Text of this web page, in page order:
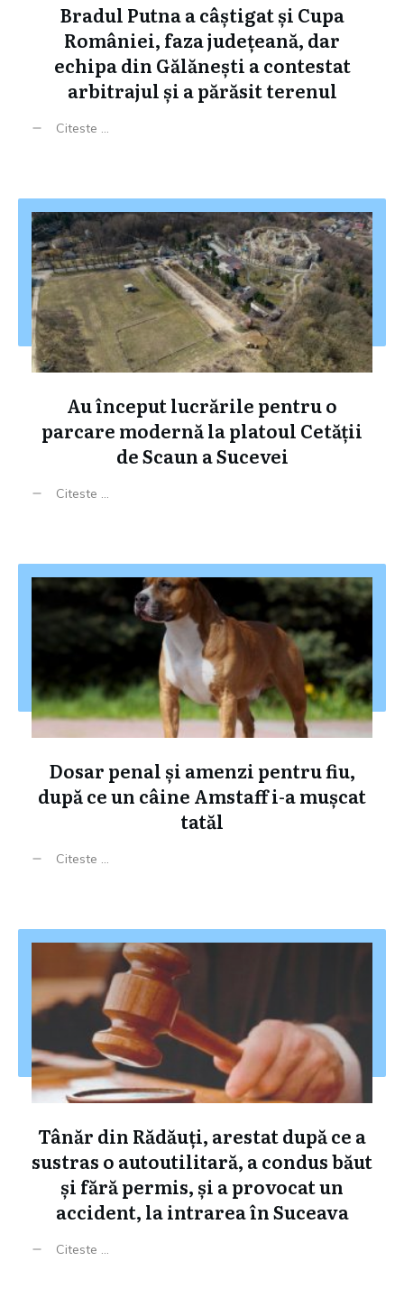
Bradul Putna a câștigat și Cupa
României, faza județeană, dar
echipa din Gălănești a contestat
arbitrajul și a părăsit terenul
Citeste ...
Au început lucrările pentru o
parcare modernă la platoul Cetății
de Scaun a Sucevei
Citeste ...
Dosar penal și amenzi pentru fiu,
după ce un câine Amstaff i-a mușcat
tatăl
Citeste ...
Tânăr din Rădăuți, arestat după ce a
sustras o autoutilitară, a condus băut
și fără permis, și a provocat un
accident, la intrarea în Suceava
Citeste ...